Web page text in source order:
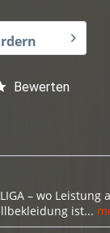
Bewerten
– wo Leistung
ist...